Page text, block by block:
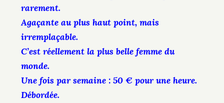
rarement.
Agaçante au plus haut point, mais
irremplaçable.
C’est réellement la plus belle femme du
monde.
Une fois par semaine : 50 € pour une heure.
Débordée.